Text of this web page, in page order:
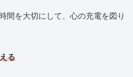
間を大切にして、心の充電を図り
る